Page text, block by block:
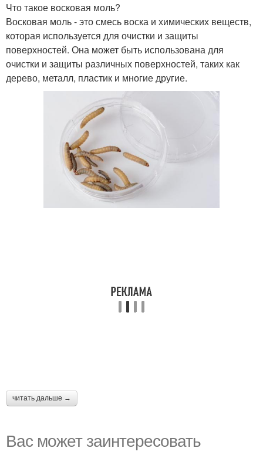
Что такое восковая моль?
Восковая моль - это смесь воска и химических веществ,
которая используется для очистки и защиты
поверхностей. Она может быть использована для
очистки и защиты различных поверхностей, таких как
дерево, металл, пластик и многие другие.
читать дальше →
Вас может заинтересовать